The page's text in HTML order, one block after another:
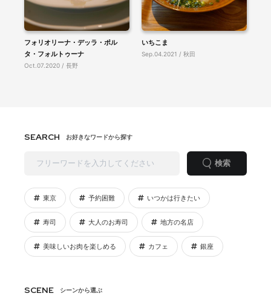
フォリオリーナ・デッラ・ポル
タ・フォルトゥーナ
Oct.07.2020 / 長野
いちこま
Sep.04.2021 / 秋田
SEARCH お好きなワードから探す
検索
東京 予約困難 いつかは行きたい
寿司 大人のお寿司 地方の名店
美味しいお肉を楽しめる カフェ 銀座
SCENE シーンから選ぶ